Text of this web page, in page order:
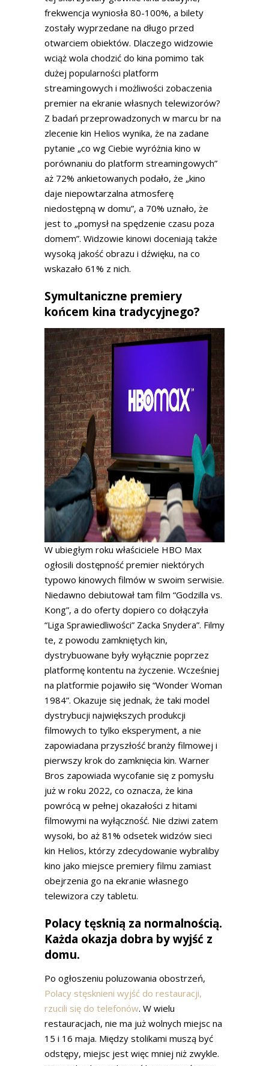
frekwencja wyniosła 80-100%, a bilety
zostały wyprzedane na długo przed
otwarciem obiektów. Dlaczego widzowie
wciąż wola chodzić do kina pomimo tak
dużej popularności platform
streamingowych i możliwości zobaczenia
premier na ekranie własnych telewizorów?
Z badań przeprowadzonych w marcu br na
zlecenie kin Helios wynika, że na zadane
pytanie „co wg Ciebie wyróżnia kino w
porównaniu do platform streamingowych”
aż 72% ankietowanych podało, że „kino
daje niepowtarzalna atmosferę
niedostępną w domu”, a 70% uznało, że
jest to „pomysł na spędzenie czasu poza
domem”. Widzowie kinowi doceniają także
wysoką jakość obrazu i dźwięku, na co
wskazało 61% z nich.
Symultaniczne premiery
końcem kina tradycyjnego?
W ubiegłym roku właściciele HBO Max
ogłosili dostępność premier niektórych
typowo kinowych filmów w swoim serwisie.
Niedawno debiutował tam film “Godzilla vs.
Kong”, a do oferty dopiero co dołączyła
“Liga Sprawiedliwości” Zacka Snydera”. Filmy
te, z powodu zamkniętych kin,
dystrybuowane były wyłącznie poprzez
platformę kontentu na życzenie. Wcześniej
na platformie pojawiło się “Wonder Woman
1984”. Okazuje się jednak, że taki model
dystrybucji największych produkcji
filmowych to tylko eksperyment, a nie
zapowiadana przyszłość branży filmowej i
pierwszy krok do zamknięcia kin. Warner
Bros zapowiada wycofanie się z pomysłu
już w roku 2022, co oznacza, że kina
powrócą w pełnej okazałości z hitami
filmowymi na wyłączność. Nie dziwi zatem
wysoki, bo aż 81% odsetek widzów sieci
kin Helios, którzy zdecydowanie wybraliby
kino jako miejsce premiery filmu zamiast
obejrzenia go na ekranie własnego
telewizora czy tabletu.
Polacy tęsknią za normalnością.
Każda okazja dobra by wyjść z
domu.
Po ogłoszeniu poluzowania obostrzeń,
Polacy stęsknieni wyjść do restauracji,
rzucili się do telefonów. W wielu
restauracjach, nie ma już wolnych miejsc na
15 i 16 maja. Między stolikami muszą być
odstępy, miejsc jest więc mniej niż zwykle.